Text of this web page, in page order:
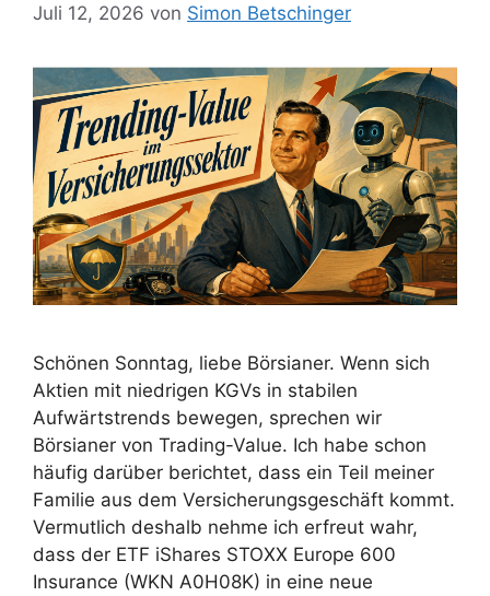
Juli 12, 2026 von Simon Betschinger
Schönen Sonntag, liebe Börsianer. Wenn sich
Aktien mit niedrigen KGVs in stabilen
Aufwärtstrends bewegen, sprechen wir
Börsianer von Trading-Value. Ich habe schon
häufig darüber berichtet, dass ein Teil meiner
Familie aus dem Versicherungsgeschäft kommt.
Vermutlich deshalb nehme ich erfreut wahr,
dass der ETF iShares STOXX Europe 600
Insurance (WKN A0H08K) in eine neue